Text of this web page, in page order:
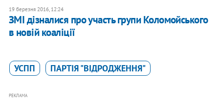
19 березня 2016, 12:24
ЗМІ дізналися про участь групи Коломойського
в новій коаліції
УСПП ПАРТІЯ "ВІДРОДЖЕННЯ"
РЕКЛАМА